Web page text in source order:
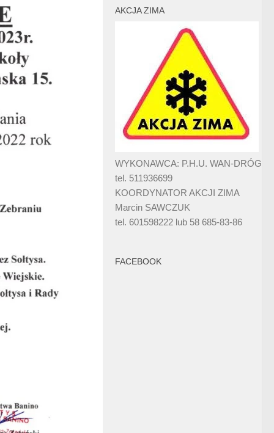
AKCJA ZIMA
WYKONAWCA: P.H.U. WAN-DRÓG
tel. 511936699
KOORDYNATOR AKCJI ZIMA
Marcin SAWCZUK
tel. 601598222 lub 58 685-83-86
FACEBOOK